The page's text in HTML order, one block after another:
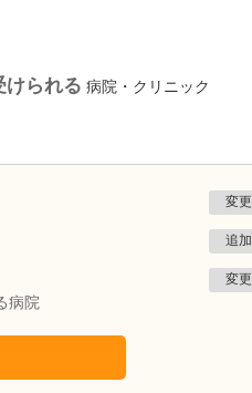
けられる 病院・クリニック
変更
追加
病院
変更